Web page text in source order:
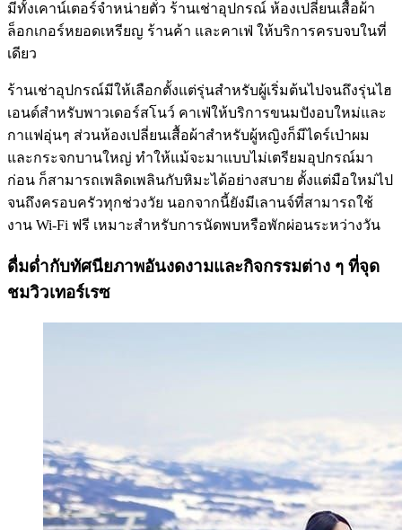
มีทั้งเคาน์เตอร์จำหน่ายตั๋ว ร้านเช่าอุปกรณ์ ห้องเปลี่ยนเสื้อผ้า
ล็อกเกอร์หยอดเหรียญ ร้านค้า และคาเฟ่ ให้บริการครบจบในที่
เดียว
ร้านเช่าอุปกรณ์มีให้เลือกตั้งแต่รุ่นสำหรับผู้เริ่มต้นไปจนถึงรุ่นไฮ
เอนด์สำหรับพาวเดอร์สโนว์ คาเฟ่ให้บริการขนมปังอบใหม่และ
กาแฟอุ่นๆ ส่วนห้องเปลี่ยนเสื้อผ้าสำหรับผู้หญิงก็มีไดร์เป่าผม
และกระจกบานใหญ่ ทำให้แม้จะมาแบบไม่เตรียมอุปกรณ์มา
ก่อน ก็สามารถเพลิดเพลินกับหิมะได้อย่างสบาย ตั้งแต่มือใหม่ไป
จนถึงครอบครัวทุกช่วงวัย นอกจากนี้ยังมีเลานจ์ที่สามารถใช้
งาน Wi-Fi ฟรี เหมาะสำหรับการนัดพบหรือพักผ่อนระหว่างวัน
ดื่มด่ำกับทัศนียภาพอันงดงามและกิจกรรมต่าง ๆ ที่จุด
ชมวิวเทอร์เรซ